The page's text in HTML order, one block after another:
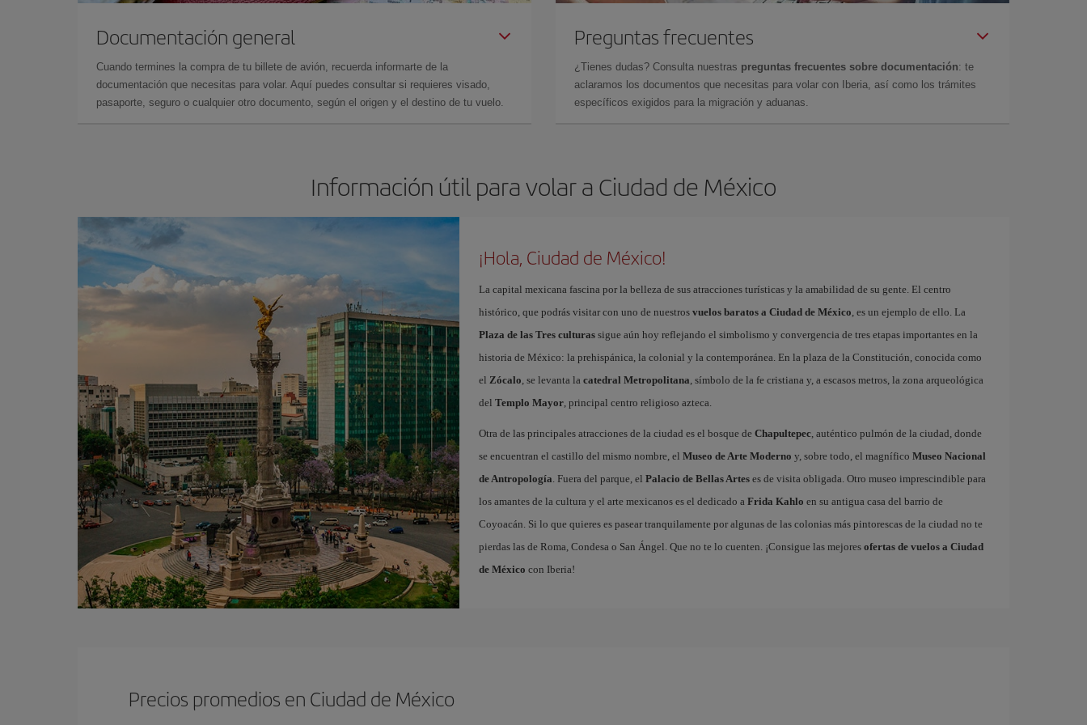
Documentación general
Cuando termines la compra de tu billete de avión, recuerda informarte de la
documentación que necesitas para volar. Aquí puedes consultar si requieres visado,
pasaporte, seguro o cualquier otro documento, según el origen y el destino de tu vuelo.
Preguntas frecuentes
¿Tienes dudas? Consulta nuestras preguntas frecuentes sobre documentación: te
aclaramos los documentos que necesitas para volar con Iberia, así como los trámites
específicos exigidos para la migración y aduanas.
Información útil para volar a Ciudad de México
¡Hola, Ciudad de México!
La capital mexicana fascina por la belleza de sus atracciones turísticas y la amabilidad de su gente. El centro
histórico, que podrás visitar con uno de nuestros vuelos baratos a Ciudad de México, es un ejemplo de ello. La
Plaza de las Tres culturassigue aún hoy reflejando el simbolismo y convergencia de tres etapas importantes en la
historia de México: la prehispánica, la colonial y la contemporánea. En la plaza de la Constitución, conocida como
el Zócalo, se levanta la catedral Metropolitana, símbolo de la fe cristiana y, a escasos metros, la zona arqueológica
del Templo Mayor, principal centro religioso azteca.
Otra de las principales atracciones de la ciudad es el bosque de Chapultepec, auténtico pulmón de la ciudad, donde
se encuentran el castillo del mismo nombre, el Museo de Arte Moderno y, sobre todo, el magnífico Museo Nacional
de Antropología. Fuera del parque, el Palacio de Bellas Arteses de visita obligada. Otro museo imprescindible para
los amantes de la cultura y el arte mexicanos es el dedicado a Frida Kahlo en su antigua casa del barrio de
Coyoacán. Si lo que quieres es pasear tranquilamente por algunas de las colonias más pintorescas de la ciudad no te
pierdas las de Roma, Condesa o San Ángel. Que no te lo cuenten. ¡Consigue las mejores ofertas de vuelos a Ciudad
de México con Iberia!
Precios promedios en Ciudad de México